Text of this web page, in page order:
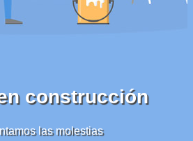
construcción
las molestias